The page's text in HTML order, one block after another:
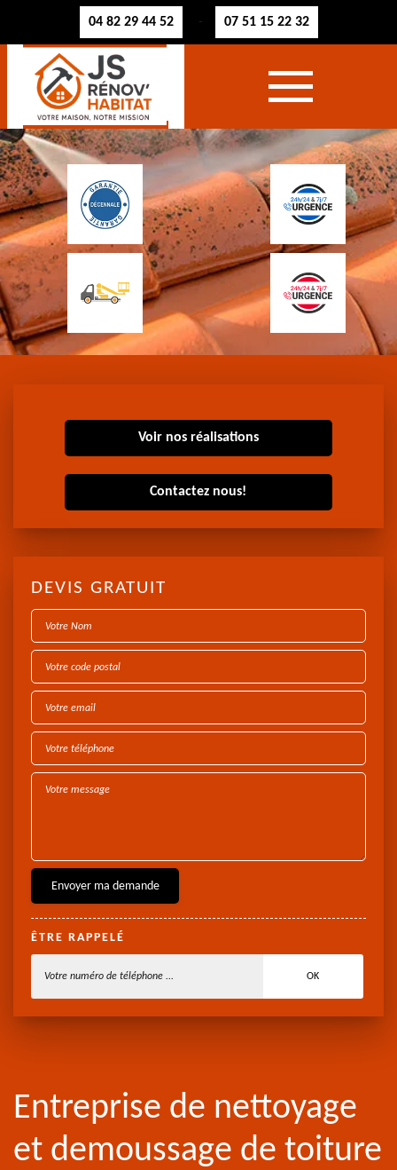
04 82 29 44 52 - 07 51 15 22 32
Voir nos réalisations
Contactez nous!
DEVIS GRATUIT
ÊTRE RAPPELÉ
Entreprise de nettoyage
et demoussage de toiture